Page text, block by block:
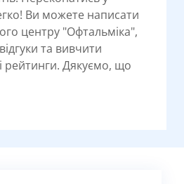
Ви можете написати
центру "Офтальміка",
та вивчити
рейтинги. Дякуємо, що